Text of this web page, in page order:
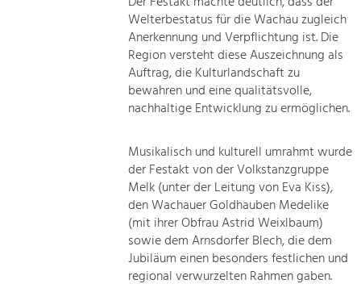
Welterbestatus für die Wachau zugleich
Anerkennung und Verpflichtung ist. Die
Region versteht diese Auszeichnung als
Auftrag, die Kulturlandschaft zu
bewahren und eine qualitätsvolle,
nachhaltige Entwicklung zu ermöglichen.
Musikalisch und kulturell umrahmt wurde
der Festakt von der Volkstanzgruppe
Melk (unter der Leitung von Eva Kiss),
den Wachauer Goldhauben Medelike
(mit ihrer Obfrau Astrid Weixlbaum)
sowie dem Arnsdorfer Blech, die dem
Jubiläum einen besonders festlichen und
regional verwurzelten Rahmen gaben.